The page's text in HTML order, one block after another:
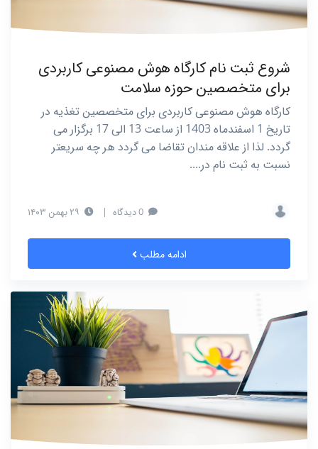
شروع ثبت نام کارگاه هوش مصنوعی کاربردی
برای متخصصین حوزه سلامت
کارگاه هوش مصنوعی کاربردی برای متخصصین تغذیه در
تاریخ 1 اسفندماه 1403 از ساعت 13 الی 17 برگزار می
گردد. لذا از علاقه مندان تقاضا می گردد هر چه سریعتر
نسبت به ثبت نام در....
|
ادامه مطلب